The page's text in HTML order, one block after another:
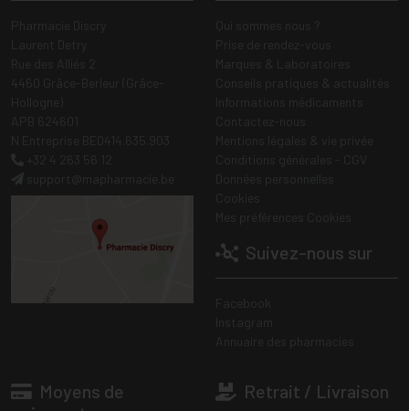
Suivez-nous sur
Moyens de
Retrait / Livraison